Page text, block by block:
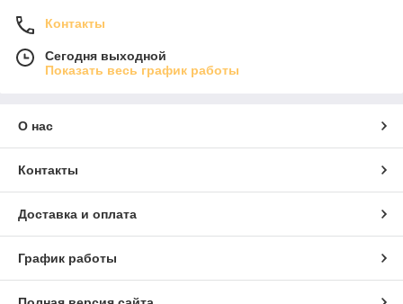
Контакты
Сегодня выходной
Показать весь график работы
О нас
Контакты
Доставка и оплата
График работы